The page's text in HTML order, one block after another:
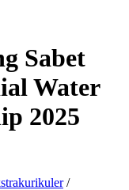
Sabet
Water
2025
/